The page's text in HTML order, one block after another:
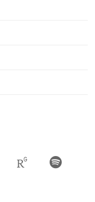
Youtube